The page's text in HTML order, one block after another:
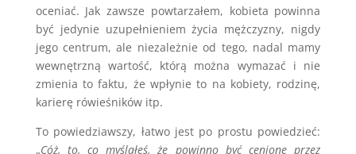
oceniać. Jak zawsze powtarzałem, kobieta powinna
być jedynie uzupełnieniem życia mężczyzny, nigdy
jego centrum, ale niezależnie od tego, nadal mamy
wewnętrzną wartość, którą można wymazać i nie
zmienia to faktu, że wpłynie to na kobiety, rodzinę,
karierę rówieśników itp.
To powiedziawszy, łatwo jest po prostu powiedzieć:
„Cóż, to, co myślałeś, że powinno być cenione przez